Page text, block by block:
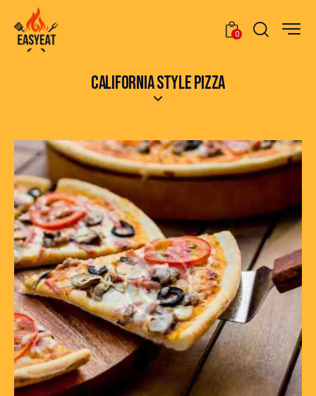
0
CALIFORNIA STYLE PIZZA